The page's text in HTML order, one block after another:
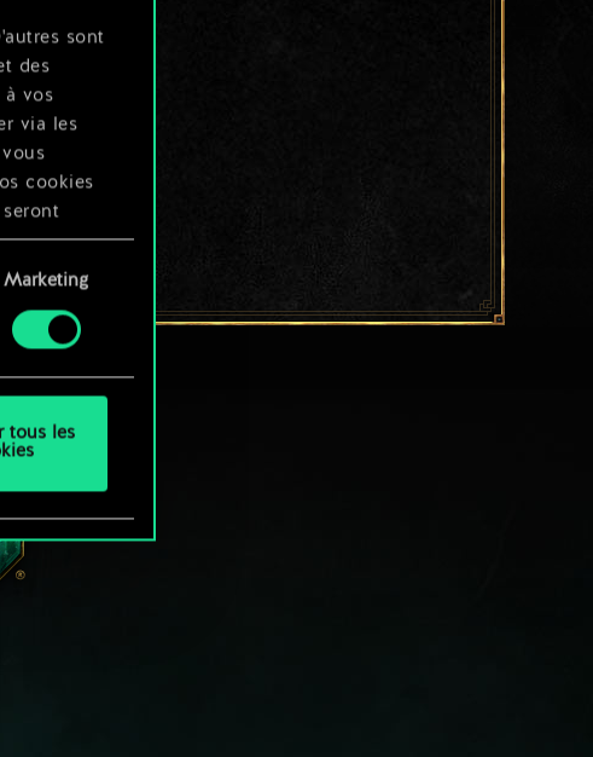
sont
des
à vos
via les
cookies
Marketing
tous les